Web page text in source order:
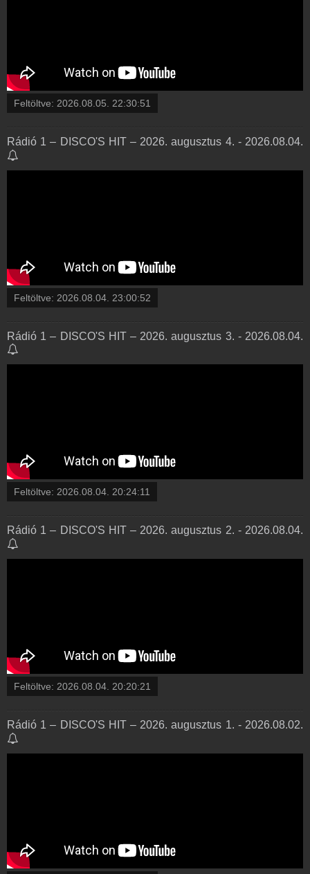
Feltöltve: 2026.08.05. 22:30:51
Rádió 1 – DISCO'S HIT – 2026. augusztus 4. - 2026.08.04.
Feltöltve: 2026.08.04. 23:00:52
Rádió 1 – DISCO'S HIT – 2026. augusztus 3. - 2026.08.04.
Feltöltve: 2026.08.04. 20:24:11
Rádió 1 – DISCO'S HIT – 2026. augusztus 2. - 2026.08.04.
Feltöltve: 2026.08.04. 20:20:21
Rádió 1 – DISCO'S HIT – 2026. augusztus 1. - 2026.08.02.